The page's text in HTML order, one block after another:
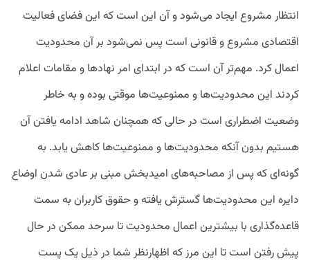
انتظار مشروع ایجاد می‌شود و آن این است که این فضای فعالیت
اقتصادی مشروع و قانونی است پس نمی‌شود بر آن محدودیت
اعمال کرد. مهم‌تر آن است که در ابتدای امر نهادها و مقامات اعلام
کردند این محدودیت‌ها و ممنوعیت‌ها موقتی بوده و به خاطر
وضعیت اضطراری است در حالی که همچنان شاهد ادامه یافتن آن
هستیم بدون آنکه محدودیت‌ها و ممنوعیت‌ها کاهش یابد. به
گونه‌ای که پس از مصاحبه‌های امیدبخش مبنی بر عادی شدن اوضاع
دایره این محدودیت‌ها گسترش یافته و حقوق کاربران به سمت
قاعده‌گذاری با بیشترین اعمال محدودیت تا سرحد ممکن در حال
پیش رفتن است تا این مرز که اظهارنظر شما در ذیل یک پست